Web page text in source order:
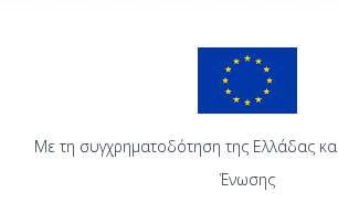
Με τη συγχρηματοδότηση της Ελλάδας
Ένωσης